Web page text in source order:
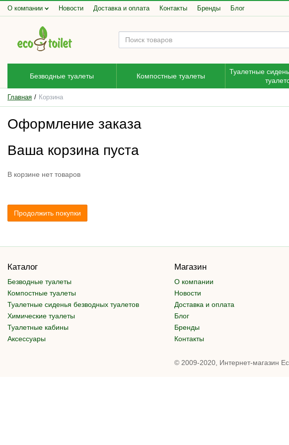
О компании Новости Доставка и оплата Контакты Бренды Блог
Безводные туалеты Компостные туалеты
Туалетные
Главная Корзина
Оформление заказа
Ваша корзина пуста
В корзине нет товаров
Продолжить покупки
Каталог
Безводные туалеты
Компостные туалеты
Туалетные сиденья безводных туалетов
Химические туалеты
Туалетные кабины
Аксессуары
Магазин
О компании
Новости
Доставка и оплата
Блог
Бренды
Контакты
© 2009-2020, Интернет-магазин